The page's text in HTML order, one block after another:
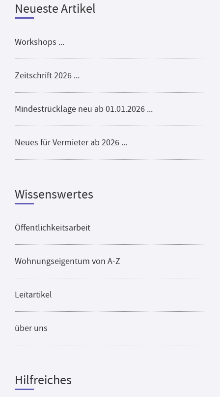
Neueste Artikel
Workshops ...
Zeitschrift 2026 ...
Mindestrücklage neu ab 01.01.2026 ...
Neues für Vermieter ab 2026 ...
Wissenswertes
Öffentlichkeitsarbeit
Wohnungseigentum von A-Z
Leitartikel
über uns
Hilfreiches